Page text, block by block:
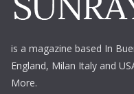
is a magazine based In
England, Milan Italy and
More.